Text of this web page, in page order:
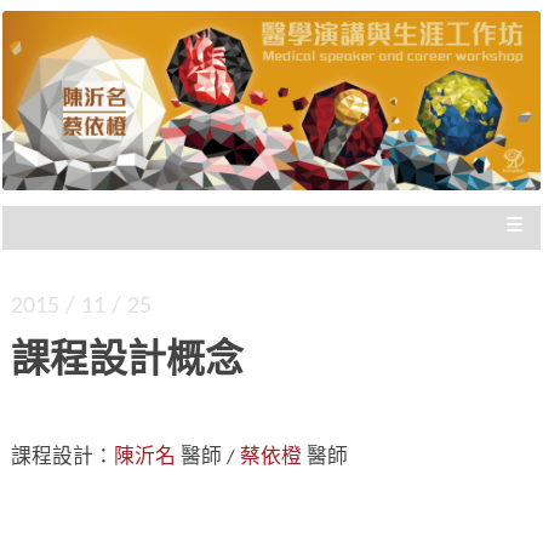
醫學演講與生涯工作坊 |
新思惟國際
陳沂名醫師與蔡依橙醫師，把國際參與經驗歸
納，與您分享，給您走向國際的實際建議，刻畫
出「不枉此生」的專業經歷！
≡
2015 / 11 / 25
課程設計概念
課程設計： 陳沂名 醫師 / 蔡依橙 醫師